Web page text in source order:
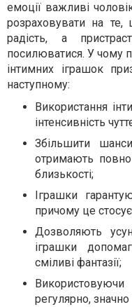
емоції важливі
розраховувати на те,
радість, а
посилюватися. У чому
інтимних іграшок
наступному:
Використання
інтенсивність
Збільшити
отримають
близькості;
Іграшки
причому це
Дозволяють
іграшки
сміливі фантазії;
регулярно,